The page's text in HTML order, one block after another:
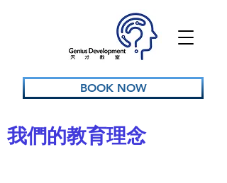
BOOK NOW
我們的教育理念